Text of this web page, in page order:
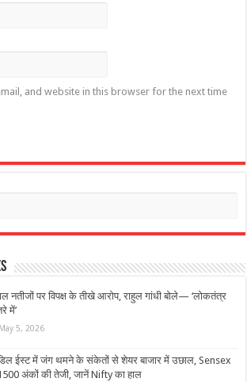
and website in this browser for the next time
नतीजों पर विपक्ष के तीखे आरोप, राहुल गांधी बोले— ‘लोकतंत्र
में’
May 5, 2026
ईस्ट में जंग थमने के संकेतों से शेयर बाजार में उछाल, Sensex
अंकों की तेजी, जानें Nifty का हाल